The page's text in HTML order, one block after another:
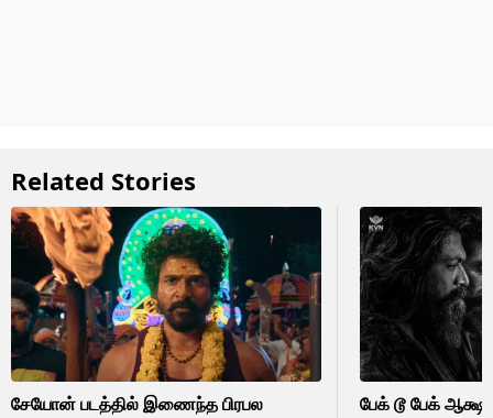
Related Stories
சேயோன் படத்தில் இணைந்த பிரபல
பேக் டூ பேக்